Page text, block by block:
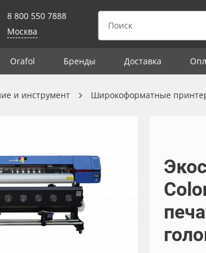
8 800 550 7888
Москва
Orafol Бренды Доставка
и
и инструмент Широкоформатные